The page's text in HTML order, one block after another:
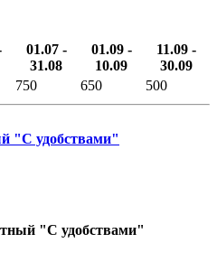
01.07 -
31.08
01.09 -
10.09
11.09 -
30.09
750 650 500
"С удобствами"
"С удобствами"